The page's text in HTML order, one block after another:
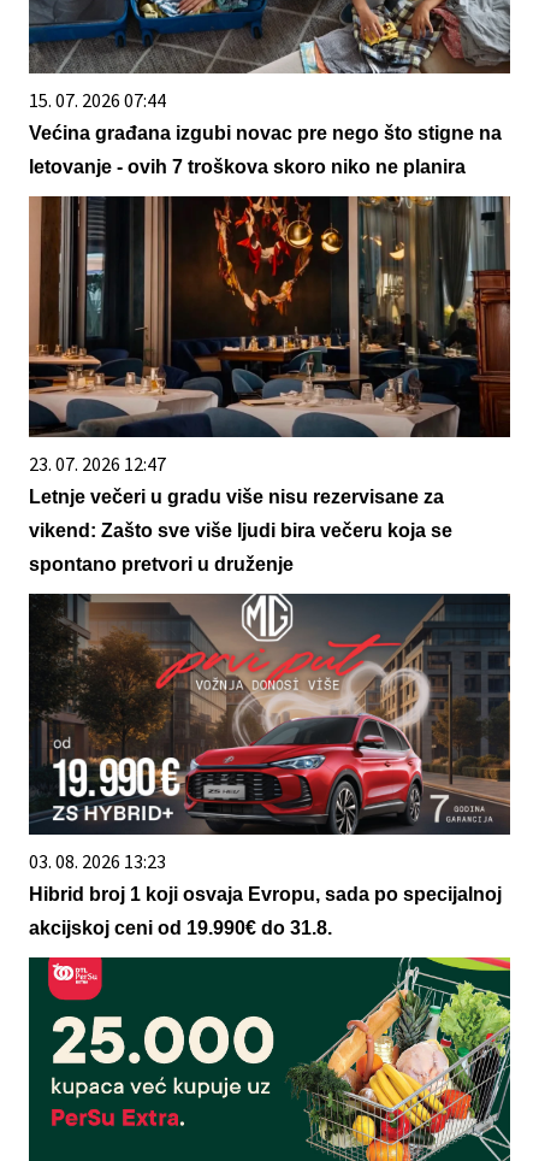
15. 07. 2026 07:44
Većina građana izgubi novac pre nego što stigne na
letovanje - ovih 7 troškova skoro niko ne planira
23. 07. 2026 12:47
Letnje večeri u gradu više nisu rezervisane za
vikend: Zašto sve više ljudi bira večeru koja se
spontano pretvori u druženje
03. 08. 2026 13:23
Hibrid broj 1 koji osvaja Evropu, sada po specijalnoj
akcijskoj ceni od 19.990€ do 31.8.